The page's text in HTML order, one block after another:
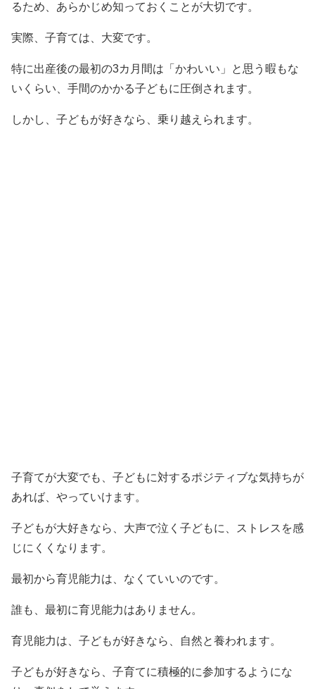
るため、あらかじめ知っておくことが大切です。
実際、子育ては、大変です。
特に出産後の最初の3カ月間は「かわいい」と思う暇もな
いくらい、手間のかかる子どもに圧倒されます。
しかし、子どもが好きなら、乗り越えられます。
子育てが大変でも、子どもに対するポジティブな気持ちが
あれば、やっていけます。
子どもが大好きなら、大声で泣く子どもに、ストレスを感
じにくくなります。
最初から育児能力は、なくていいのです。
誰も、最初に育児能力はありません。
育児能力は、子どもが好きなら、自然と養われます。
子どもが好きなら、子育てに積極的に参加するようにな